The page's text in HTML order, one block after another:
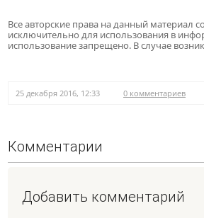
Все авторские права на данный материал
исключительно для использования в
использование запрещено. В случае
25 декабря 2016, 12:33 0 комментариев
Комментарии
Добавить комментарий